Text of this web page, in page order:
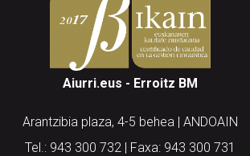
Aiurri.eus - Erroitz BM
Arantzibia plaza, 4-5 behea | ANDOAIN
Tel.: 943 300 732 | Faxa: 943 300 731